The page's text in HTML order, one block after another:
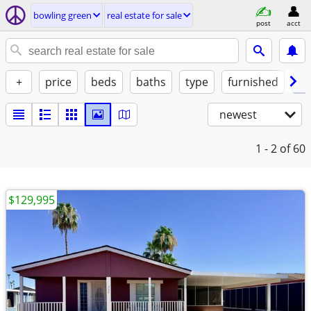
bowling green real estate for sale
post acct
+ price beds baths type furnished
newest
1 - 2 of 60
$129,995